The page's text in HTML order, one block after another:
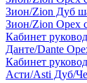
Зион/Zion Дуб
Зион/Zion Орех
Кабинет
Данте/Dante
Кабинет
Асти/Asti Дуб/